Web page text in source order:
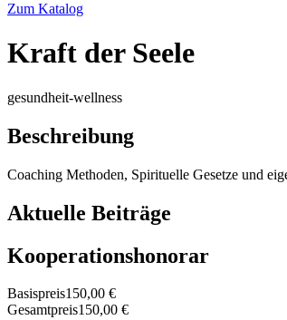
Zum Katalog
Kraft der Seele
gesundheit-wellness
Beschreibung
Coaching Methoden, Spirituelle Gesetze und
Aktuelle Beiträge
Kooperationshonorar
Basispreis150,00 €
Gesamtpreis150,00 €